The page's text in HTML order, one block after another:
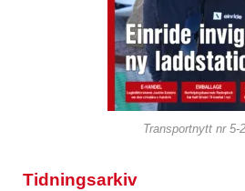
Transportnytt nr 5-
Tidningsarkiv